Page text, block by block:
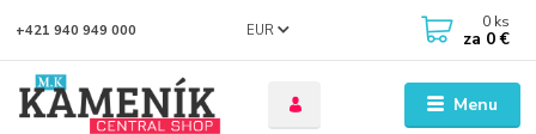
Menu
EUR
+421 940 949 000 0 ks
za 0 €